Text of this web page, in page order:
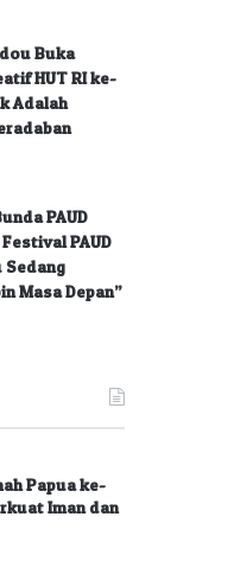
Buka
HUT RI ke-
Adalah
PAUD
PAUD
Sedang
Masa Depan”
Papua ke-
Iman dan